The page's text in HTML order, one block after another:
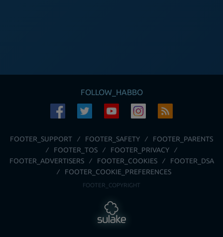
FOLLOW_HABBO
FOOTER_SUPPORT FOOTER_SAFETY
FOOTER_PARENTS
FOOTER_TOS
FOOTER_PRIVACY
FOOTER_ADVERTISERS
FOOTER_COOKIES
FOOTER_DSA
FOOTER_COOKIE_PREFERENCES
FOOTER_COPYRIGHT